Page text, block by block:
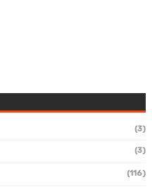
(3)
(3)
(116)